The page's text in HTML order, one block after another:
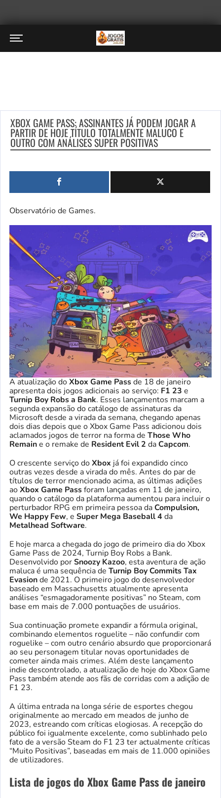
XBOX GAME PASS: ASSINANTES JÁ PODEM JOGAR A
PARTIR DE HOJE TÍTULO TOTALMENTE MALUCO E
OUTRO COM ANÁLISES SUPER POSITIVAS
Observatório de Games.
A atualização doXbox Game Passde 18 de janeiro
apresenta dois jogos adicionais ao serviço: F1 23 e
Turnip Boy Robs a Bank. Esses lançamentos marcam a
segunda expansão do catálogo de assinaturas da
Microsoft desde a virada da semana, chegando apenas
dois dias depois que o Xbox Game Pass adicionou dois
aclamados jogos de terror na forma de Those Who
Remaine o remake de Resident Evil 2 daCapcom.
O crescente serviço doXbox já foi expandido cinco
outras vezes desde a virada do mês. Antes do par de
títulos de terror mencionado acima, as últimas adições
aoXbox Game Passforam lançadas em 11 de janeiro,
quando o catálogo da plataforma aumentou para incluir o
perturbador RPG em primeira pessoa daCompulsion,
We Happy Few, e Super Mega Baseball 4da
Metalhead Software.
E hoje marca a chegada do jogo de primeiro dia do Xbox
Game Pass de 2024, Turnip Boy Robs a Bank.
Desenvolvido porSnoozy Kazoo, esta aventura de ação
maluca é uma sequência de Turnip Boy Commits Tax
Evasionde 2021. O primeiro jogo do desenvolvedor
baseado em Massachusetts atualmente apresenta
análises “esmagadoramente positivas” no Steam, com
base em mais de 7.000 pontuações de usuários.
Sua continuação promete expandir a fórmula original,
combinando elementos roguelite – não confundir com
roguelike – com outro cenário absurdo que proporcionará
ao seu personagem titular novas oportunidades de
cometer ainda mais crimes. Além deste lançamento
indie descontrolado, a atualização de hoje do Xbox Game
Pass também atende aos fãs de corridas com a adição de
F1 23.
A última entrada na longa série de esportes chegou
originalmente ao mercado em meados de junho de
2023, estreando com críticas elogiosas. A recepção do
público foi igualmente excelente, como sublinhado pelo
fato de a versão Steam do F1 23 ter actualmente críticas
“Muito Positivas”, baseadas em mais de 11.000 opiniões
de utilizadores.
Lista de jogos do Xbox Game Pass de janeiro